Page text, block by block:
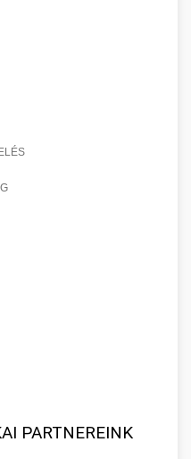
PARTNEREINK